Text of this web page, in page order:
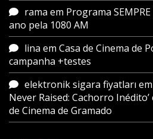
rama em Programa
ano pela 1080 AM
lina em Casa de Cinema de
campanha +testes
elektronik sigara fiyatları em
Never Raised: Cachorro
de Cinema de Gramado